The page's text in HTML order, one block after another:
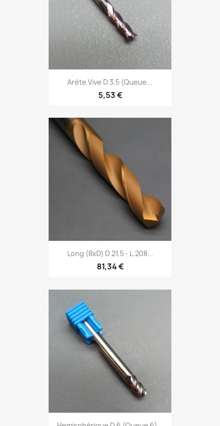
Arète Vive D.3,5 (Queue...
5,53 €
Long (8xD) D.21,5 - L.208...
81,34 €